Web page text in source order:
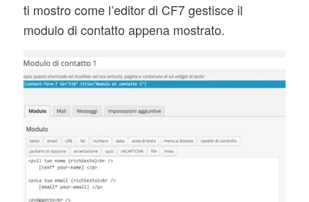
ti mostro come l’editor di CF7 gestisce il
modulo di contatto appena mostrato.